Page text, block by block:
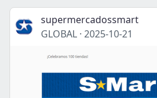
supermercadossmart
GLOBAL · 2025-10-21